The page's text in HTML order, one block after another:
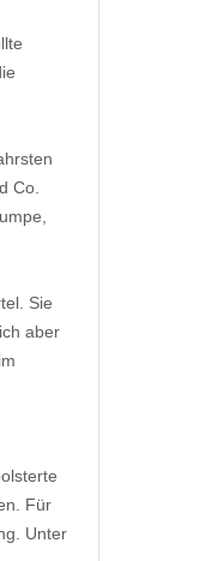
Co.
Sie
aber
Für
Unter